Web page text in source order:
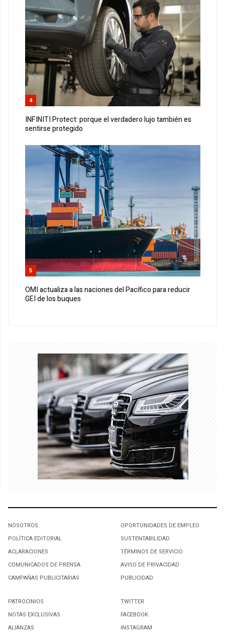
4
INFINITI Protect: porque el verdadero lujo también es
sentirse protegido
5
OMI actualiza a las naciones del Pacífico para reducir
GEI de los buques
NOSOTROS
POLÍTICA EDITORIAL
ACLARACIONES
COMUNICADOS DE PRENSA
CAMPAÑAS PUBLICITARIAS
OPORTUNIDADES DE EMPLEO
SUSTENTABILIDAD
TÉRMINOS DE SERVICIO
AVISO DE PRIVACIDAD
PUBLICIDAD
PATROCINIOS
NOTAS EXCLUSIVAS
ALIANZAS
TWITTER
FACEBOOK
INSTAGRAM